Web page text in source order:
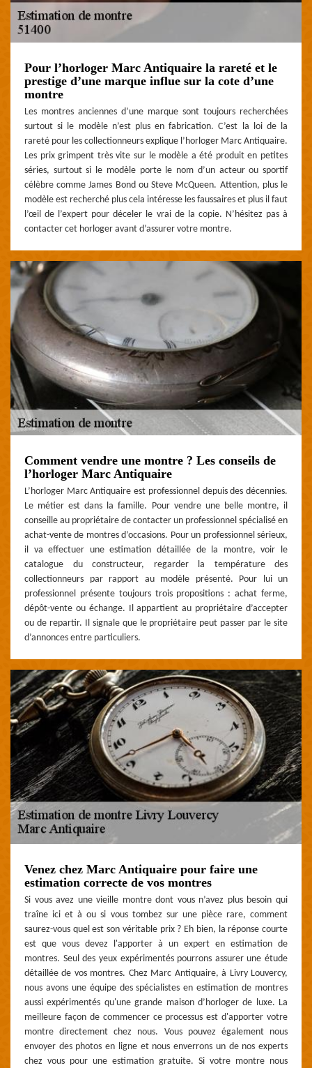
Pour l’horloger Marc Antiquaire la rareté et le
prestige d’une marque influe sur la cote d’une
montre
Les montres anciennes d’une marque sont toujours recherchées
surtout si le modèle n’est plus en fabrication. C’est la loi de la
rareté pour les collectionneurs explique l’horloger Marc Antiquaire.
Les prix grimpent très vite sur le modèle a été produit en petites
séries, surtout si le modèle porte le nom d’un acteur ou sportif
célèbre comme James Bond ou Steve McQueen. Attention, plus le
modèle est recherché plus cela intéresse les faussaires et plus il faut
l’œil de l’expert pour déceler le vrai de la copie. N’hésitez pas à
contacter cet horloger avant d’assurer votre montre.
Comment vendre une montre ? Les conseils de
l’horloger Marc Antiquaire
L’horloger Marc Antiquaire est professionnel depuis des décennies.
Le métier est dans la famille. Pour vendre une belle montre, il
conseille au propriétaire de contacter un professionnel spécialisé en
achat-vente de montres d’occasions. Pour un professionnel sérieux,
il va effectuer une estimation détaillée de la montre, voir le
catalogue du constructeur, regarder la température des
collectionneurs par rapport au modèle présenté. Pour lui un
professionnel présente toujours trois propositions : achat ferme,
dépôt-vente ou échange. Il appartient au propriétaire d’accepter
ou de repartir. Il signale que le propriétaire peut passer par le site
d’annonces entre particuliers.
Venez chez Marc Antiquaire pour faire une
estimation correcte de vos montres
Si vous avez une vieille montre dont vous n’avez plus besoin qui
traîne ici et à ou si vous tombez sur une pièce rare, comment
saurez-vous quel est son véritable prix ? Eh bien, la réponse courte
est que vous devez l'apporter à un expert en estimation de
montres. Seul des yeux expérimentés pourrons assurer une étude
détaillée de vos montres. Chez Marc Antiquaire, à Livry Louvercy,
nous avons une équipe des spécialistes en estimation de montres
aussi expérimentés qu'une grande maison d’horloger de luxe. La
meilleure façon de commencer ce processus est d'apporter votre
montre directement chez nous. Vous pouvez également nous
envoyer des photos en ligne et nous enverrons un de nos experts
chez vous pour une estimation gratuite. Si votre montre nous